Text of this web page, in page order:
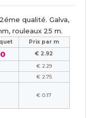
qualité. Galva,
rouleaux 25 m.
Prix par m
€ 2.92
€ 2.29
€ 2.75
€ 0.17